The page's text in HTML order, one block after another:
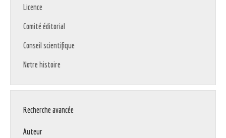
Licence
Comité éditorial
Conseil scientifique
Notre histoire
Recherche avancée
Auteur